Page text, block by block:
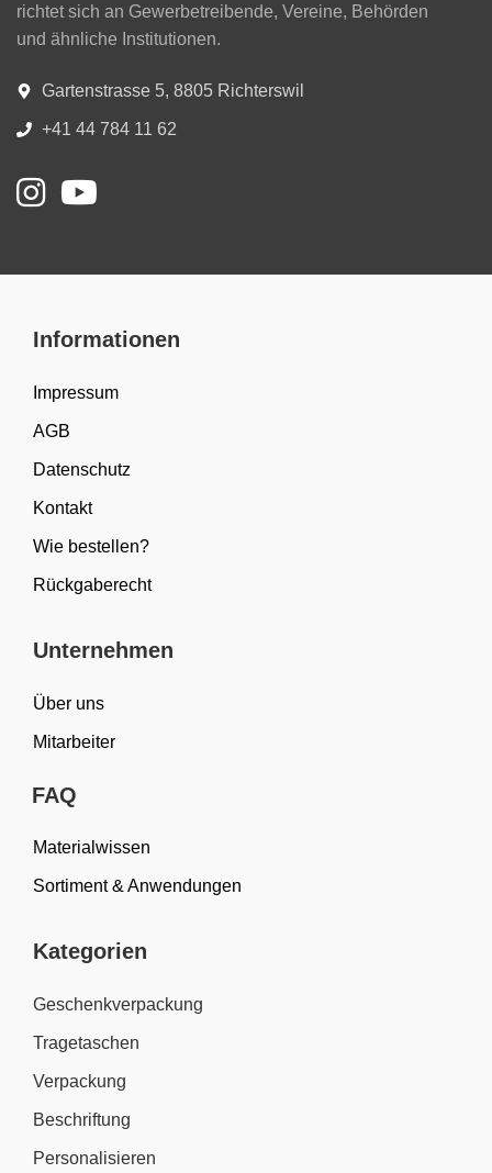
richtet sich an Gewerbetreibende, Vereine, Behörden
und ähnliche Institutionen.
Gartenstrasse 5, 8805 Richterswil
+41 44 784 11 62
Informationen
Impressum
AGB
Datenschutz
Kontakt
Wie bestellen?
Rückgaberecht
Unternehmen
Über uns
Mitarbeiter
FAQ
Materialwissen
Sortiment & Anwendungen
Kategorien
Geschenkverpackung
Tragetaschen
Verpackung
Beschriftung
Personalisieren